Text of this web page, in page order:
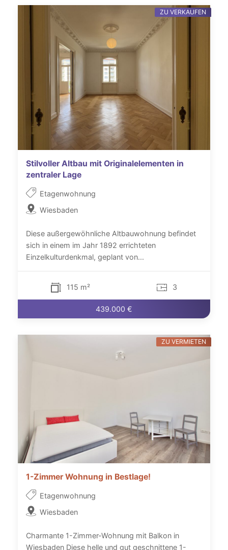
Stilvoller Altbau mit Originalelementen in
zentraler Lage
Etagenwohnung
Wiesbaden
Diese außergewöhnliche Altbauwohnung befindet
sich in einem im Jahr 1892 errichteten
Einzelkulturdenkmal, geplant von...
115 m² 3
439.000 €
ZU VERKAUFEN
1-Zimmer Wohnung in Bestlage!
Etagenwohnung
Wiesbaden
Charmante 1-Zimmer-Wohnung mit Balkon in
Wiesbaden Diese helle und gut geschnittene 1-
ZU VERMIETEN